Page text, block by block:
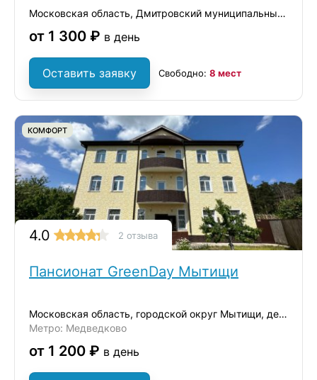
Московская область, Дмитровский муниципальный округ, село Озерецкое, вл1с1
от 1 300 ₽ в день
Оставить заявку Свободно: 8 мест
КОМФОРТ
4.0 2 отзыва
Пансионат GreenDay Мытищи
Московская область, городской округ Мытищи, деревня Ульянково, ул. Окольная
Метро: Медведково
от 1 200 ₽ в день